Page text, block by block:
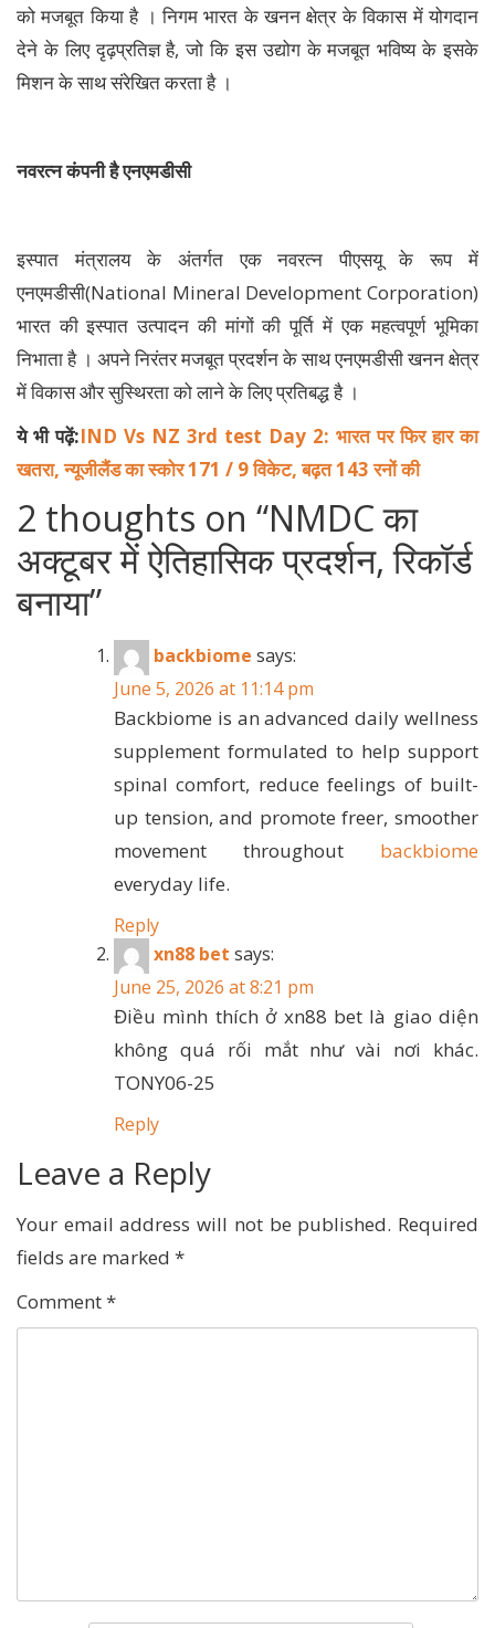
को मजबूत किया है । निगम भारत के खनन क्षेत्र के विकास में योगदान
देने के लिए दृढ़प्रतिज्ञ है, जो कि इस उद्योग के मजबूत भविष्य के इसके
मिशन के साथ संरेखित करता है ।
नवरत्न कंपनी है एनएमडीसी
इस्पात मंत्रालय के अंतर्गत एक नवरत्न पीएसयू के रूप में
एनएमडीसी(National Mineral Development Corporation)
भारत की इस्पात उत्पादन की मांगों की पूर्ति में एक महत्वपूर्ण भूमिका
निभाता है । अपने निरंतर मजबूत प्रदर्शन के साथ एनएमडीसी खनन क्षेत्र
में विकास और सुस्थिरता को लाने के लिए प्रतिबद्ध है ।
ये भी पढ़ें:IND Vs NZ 3rd test Day 2: भारत पर फिर हार का
खतरा, न्यूजीलैंड का स्कोर 171 / 9 विकेट, बढ़त 143 रनों की
2 thoughts on “NMDC का
अक्टूबर में ऐतिहासिक प्रदर्शन, रिकॉर्ड
बनाया”
backbiome says:
June 5, 2026 at 11:14 pm
Backbiome is an advanced daily wellness
supplement formulated to help support
spinal comfort, reduce feelings of built-
up tension, and promote freer, smoother
movement throughout backbiome
everyday life.
Reply
xn88 bet says:
June 25, 2026 at 8:21 pm
Điều mình thích ở xn88 bet là giao diện
không quá rối mắt như vài nơi khác.
TONY06-25
Reply
Leave a Reply
Your email address will not be published. Required
fields are marked *
Comment*